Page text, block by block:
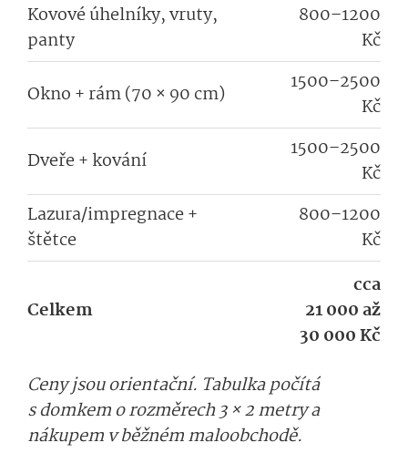
Kovové úhelníky, vruty,
panty
800–1200
Kč
Okno + rám (70 × 90 cm)
1500–2500
Kč
Dveře + kování
1500–2500
Kč
Lazura/impregnace +
štětce
800–1200
Kč
Celkem
cca
21 000 až
30 000 Kč
Ceny jsou orientační. Tabulka počítá
s domkem o rozměrech 3 × 2 metry a
nákupem v běžném maloobchodě.